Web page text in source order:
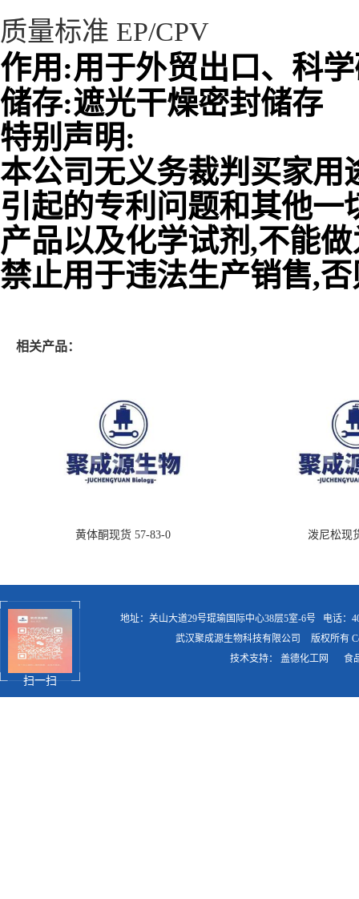
质量标准 EP/CPV
作用:用于外贸出口、科
储存:遮光干燥密封储存
特别声明:
本公司无义务裁判买家
引起的专利问题和其他
产品以及化学试剂,不能
禁止用于违法生产销售,
相关产品：
黄体酮现货 57-83-0 泼尼松现
扫一扫
地址：关山大道29号琨瑜国际中心38层5室-6号 电话：
武汉聚成源生物科技有限公司
版权所有
技术支持： 盖德化工网 食